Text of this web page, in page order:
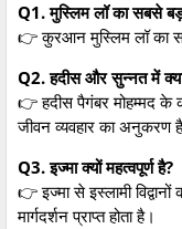
Q1. मुस्लिम लॉ का सबसे
👉 कुरआन मुस्लिम लॉ का
Q2. हदीस और सुन्नत में
👉 हदीस पैगंबर मोहम्मद
जीवन व्यवहार का अनुकरण
Q3. इज्मा क्यों महत्वपूर्ण है?
👉 इज्मा से इस्लामी
मार्गदर्शन प्राप्त होता है।